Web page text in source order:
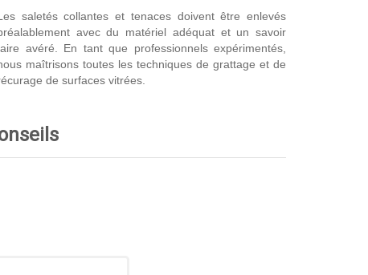
saletés collantes et tenaces doivent être enlevés
avec du matériel adéquat et un savoir
avéré. En tant que professionnels expérimentés,
maîtrisons toutes les techniques de grattage et de
de surfaces vitrées.